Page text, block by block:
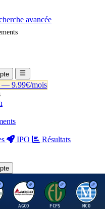
avancée
— 9.99€/mois
IPO
Résultats
A
AGCO
F
FCFS
M
MCO